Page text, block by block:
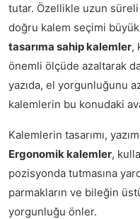
tutar. Özellikle uzun
doğru kalem seçimi
tasarıma sahip kalemler,
önemli ölçüde azaltarak
yazıda, el yorgunluğunu
kalemlerin bu konudaki
Kalemlerin tasarımı,
Ergonomik kalemler,
pozisyonda tutmasına
parmakların ve bileğin
yorgunluğu önler.